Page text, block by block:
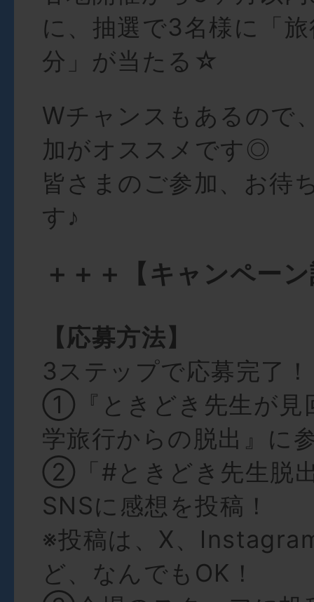
に、抽選で3名様に「
分」が当たる☆
Wチャンスもあるので
加がオススメです◎
皆さまのご参加、お待
す♪
＋＋＋【キャンペー
【応募方法】
3ステップで応募完了！
①『ときどき先生が見
学旅行からの脱出』に
②「#ときどき先生脱
SNSに感想を投稿！
※投稿は、X、
ど、なんでもOK！